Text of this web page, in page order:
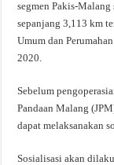
segmen Pakis-Malang
sepanjang 3,113 km
Umum dan
2020.
Sebelum
Pandaan Malang
dapat melaksanakan
Sosialisasi akan